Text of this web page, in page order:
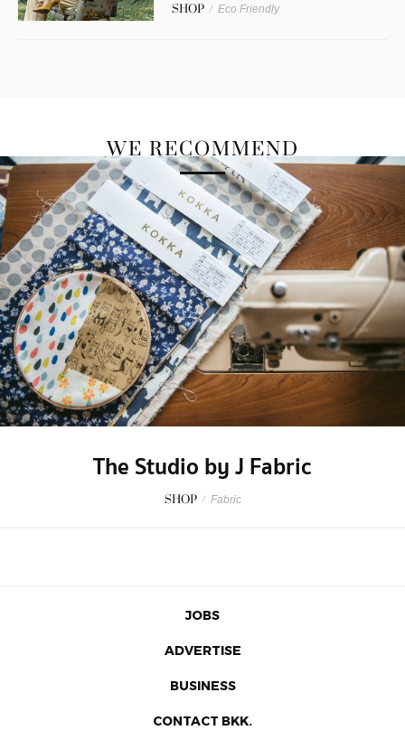
SHOP / Eco Friendly
WE RECOMMEND
The Studio by J Fabric
SHOP / Fabric
JOBS
ADVERTISE
BUSINESS
CONTACT BKK.